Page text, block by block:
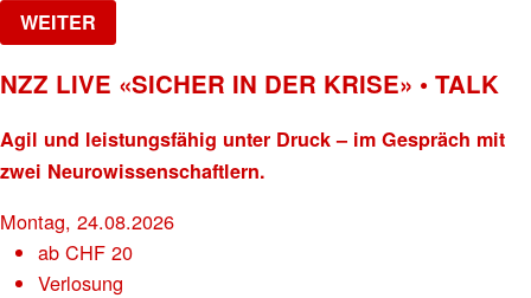
WEITER
NZZ LIVE «SICHER IN DER KRISE» • TALK
Agil und leistungsfähig unter Druck – im Gespräch mit
zwei Neurowissenschaftlern.
Montag, 24.08.2026
abCHF 20
Verlosung